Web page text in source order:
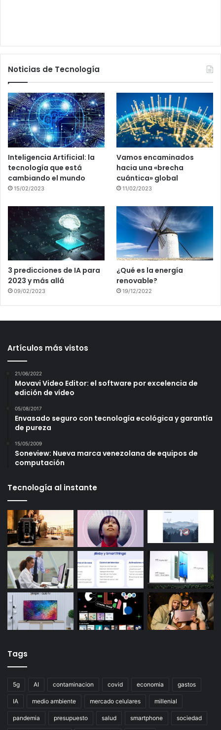
Noticias de Tecnología
Inteligencia Artificial: la
tecnología que está
cambiando el mundo
15/02/2023
Vamos encaminados
hacia una «brecha
cuántica» global
11/02/2023
3 predicciones de IA para
2023 y más allá
09/02/2023
¿Qué es la energía
renovable?
19/12/2022
Artículos más vistos
21/06/2022
Movavi Video Editor: el software por excelencia de
edición de vídeo
05/08/2017
Envasado seguro con tecnología ecológica y garantía
de pureza
15/05/2009
Soneview: Nueva marca venezolana de equipos de
computación
Tecnología al instante
Tags
5g AI contaminacion covid economia gastos
IA medio ambiente mercado celulares millenial
pandemia presupuesto salud smartphone sociedad